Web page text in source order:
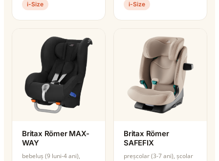
i-Size i-Size
Britax Römer MAX-
WAY
bebeluș (9 luni-4 ani),
Britax Römer
SAFEFIX
preșcolar (3-7 ani), școlar